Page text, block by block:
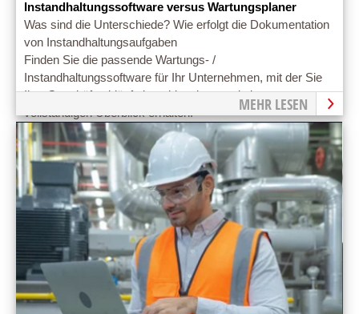
Instandhaltungssoftware versus Wartungsplaner
Was sind die Unterschiede? Wie erfolgt die Dokumentation
von Instandhaltungsaufgaben
Finden Sie die passende Wartungs- /
Instandhaltungssoftware für Ihr Unternehmen, mit der Sie
Ihre Geschäftsabläufe beschleunigen und einen
vollständigen Überblick erhalten.
MEHR LESEN